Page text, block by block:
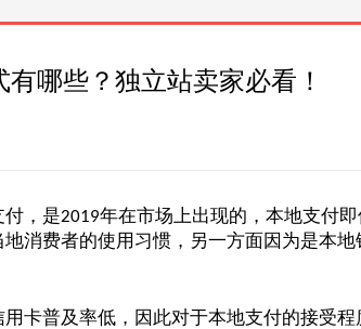
哪些？独立站卖家必看！
付，是2019年在市场上出现的，本地支付
消费者的使用习惯，另一方面因为是本
卡普及率低，因此对于本地支付的接受